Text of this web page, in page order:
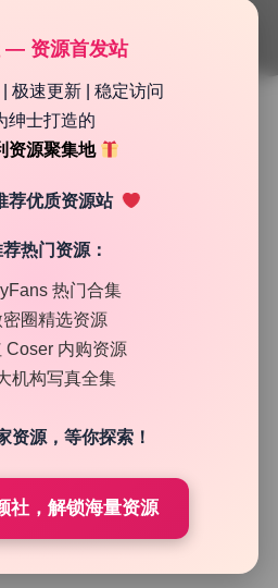
原档高画质 资源包下载
— 资源首发站
极速更新 | 稳定访问
绅士打造的
资源聚集地
荐优质资源站
热门资源：
热门合集
密圈精选资源
Coser 内购资源
机构写真全集
资源，等你探索！
社，解锁海量资源